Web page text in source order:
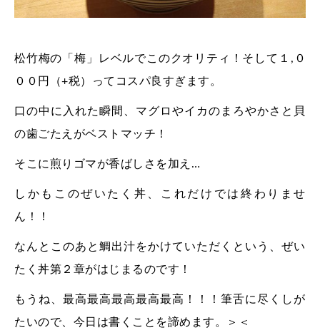
松竹梅の「梅」レベルでこのクオリティ！そして１,０
００円（+税）ってコスパ良すぎます。
口の中に入れた瞬間、マグロやイカのまろやかさと貝
の歯ごたえがベストマッチ！
そこに煎りゴマが香ばしさを加え…
しかもこのぜいたく丼、これだけでは終わりませ
ん！！
なんとこのあと鯛出汁をかけていただくという、ぜい
たく丼第２章がはじまるのです！
もうね、最高最高最高最高最高！！！筆舌に尽くしが
たいので、今日は書くことを諦めます。＞＜